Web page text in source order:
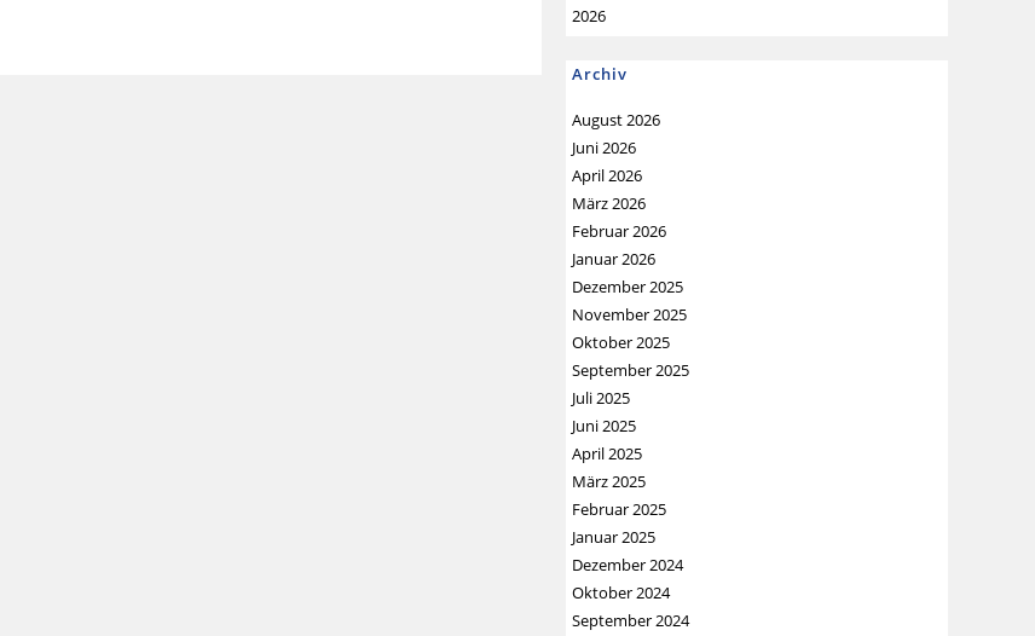
2026
Archiv
August 2026
Juni 2026
April 2026
März 2026
Februar 2026
Januar 2026
Dezember 2025
November 2025
Oktober 2025
September 2025
Juli 2025
Juni 2025
April 2025
März 2025
Februar 2025
Januar 2025
Dezember 2024
Oktober 2024
September 2024